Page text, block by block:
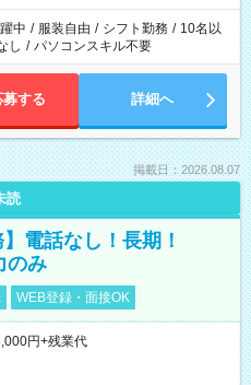
時間。 合計で週40時間を超える場
中 / 服装自由 / シフト勤務 / 10名以
し / パソコンスキル不要
募する 詳細へ
掲載日：2026.08.07
読
電話なし！長期！
のみ
WEB登録・面接OK
円+残業代